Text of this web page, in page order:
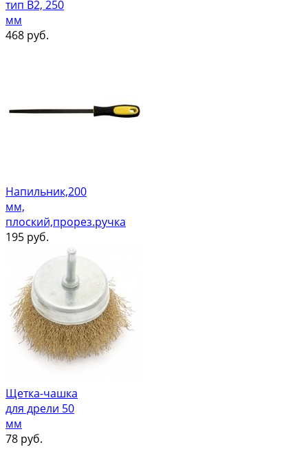
тип В2, 250
мм
468 руб.
Напильник,200
мм,
плоский,прорез.ручка
195 руб.
Щетка-чашка
для дрели 50
мм
78 руб.